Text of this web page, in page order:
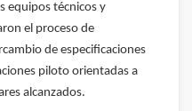
equipos técnicos y
el proceso de
de especificaciones
piloto orientadas a
alcanzados.